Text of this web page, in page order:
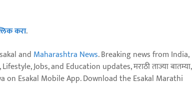
करा.
and Maharashtra News. Breaking news from India,
Jobs, and Education updates, मराठी ताज्या बातम्या,
on Esakal Mobile App. Download the Esakal Marathi